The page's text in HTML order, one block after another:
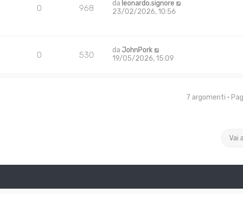
0 968 da leonardo.signore
23/02/2026, 10:56
0 530 da JohnPork
19/05/2026, 15:09
7 argomenti •
Vai a